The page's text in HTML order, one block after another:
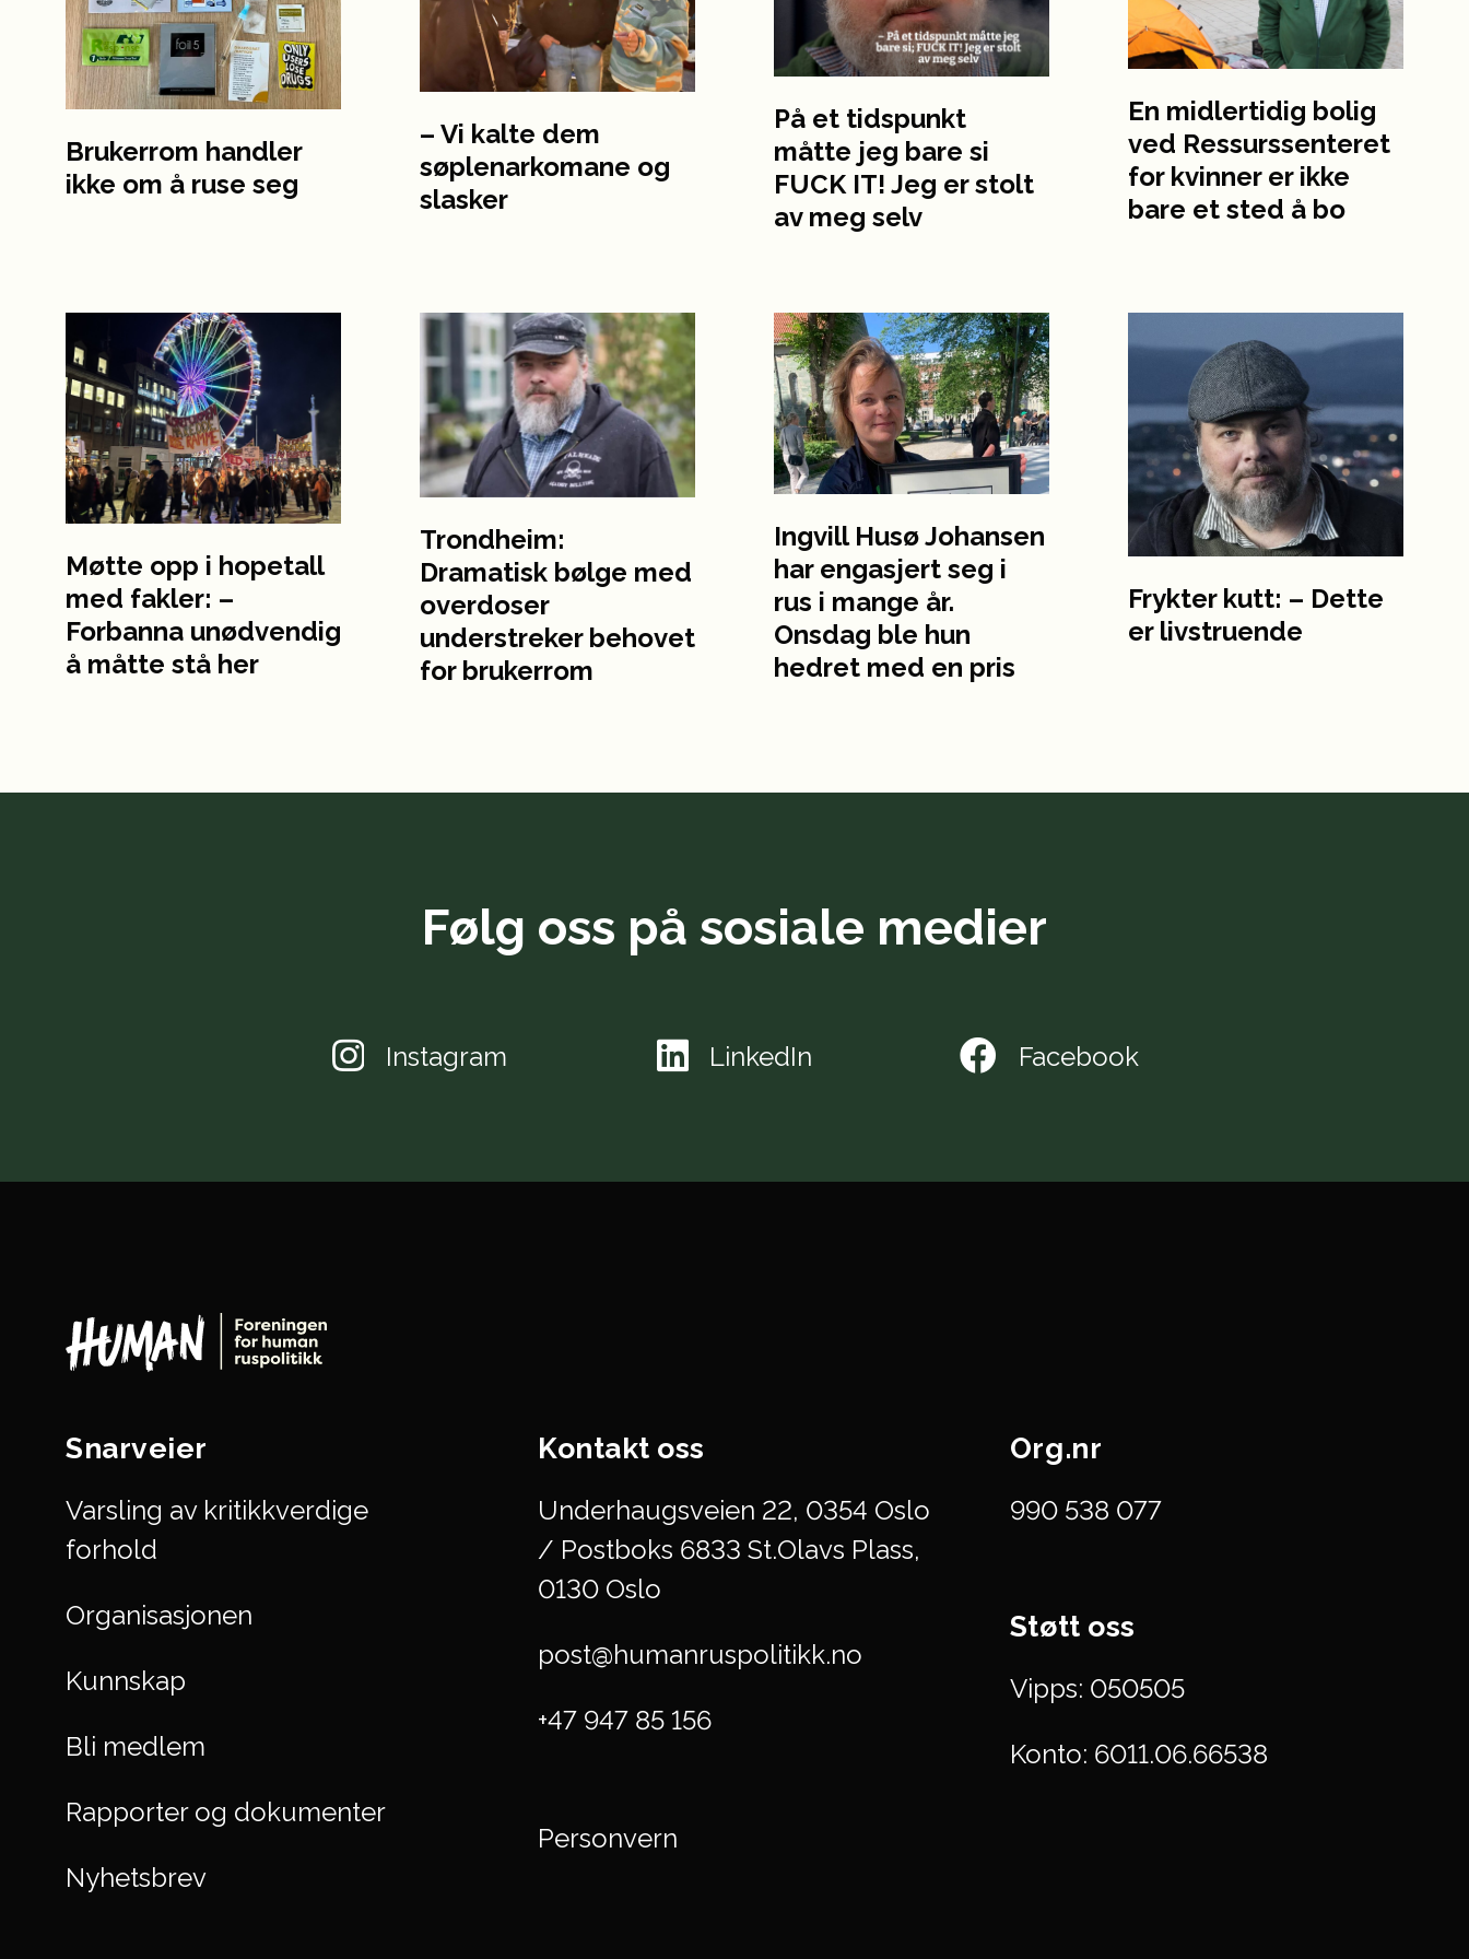
Brukerrom handler
ikke om å ruse seg
– Vi kalte dem
søplenarkomane og
slasker
På et tidspunkt
måtte jeg bare si
FUCK IT! Jeg er stolt
av meg selv
En midler­tidig bolig
ved Ressurs­senteret
for kvinner er ikke
bare et sted å bo
Møtte opp i hopetall
med fakler: –
Forbanna unødvendig
å måtte stå her
Trondheim:
Dramatisk bølge med
overdoser
understreker behovet
for brukerrom
Ingvill Husø Johansen
har engasjert seg i
rus i mange år.
Onsdag ble hun
hedret med en pris
Frykter kutt: – Dette
er livstruende
Følg oss på sosiale medier
Instagram LinkedIn Facebook
Snarveier
Varsling av kritikkverdige
forhold
Organisasjonen
Kunnskap
Bli medlem
Rapporter og dokumenter
Nyhetsbrev
Kontakt oss
Underhaugsveien 22, 0354 Oslo
/ Postboks 6833 St.Olavs Plass,
0130 Oslo
post@humanruspolitikk.no
+47 947 85 156
Personvern
Org.nr
990 538 077
Støtt oss
Vipps: 050505
Konto: 6011.06.66538